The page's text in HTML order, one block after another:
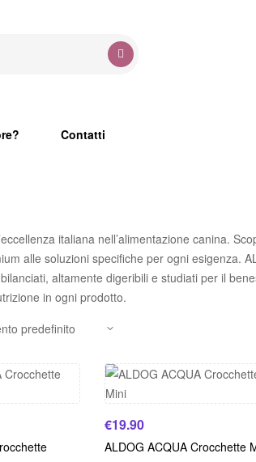
Contatti
italiana nell’alimentazione canina.
alle soluzioni specifiche per ogni esigenza.
altamente digeribili e studiati per il
in ogni prodotto.
€19.90
ALDOG ACQUA Crocchette